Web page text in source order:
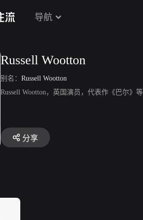
导航
Russell Wootton
别名： Russell Wootton
Russell Wootton，英国演员，代表作《巴尔》
分享